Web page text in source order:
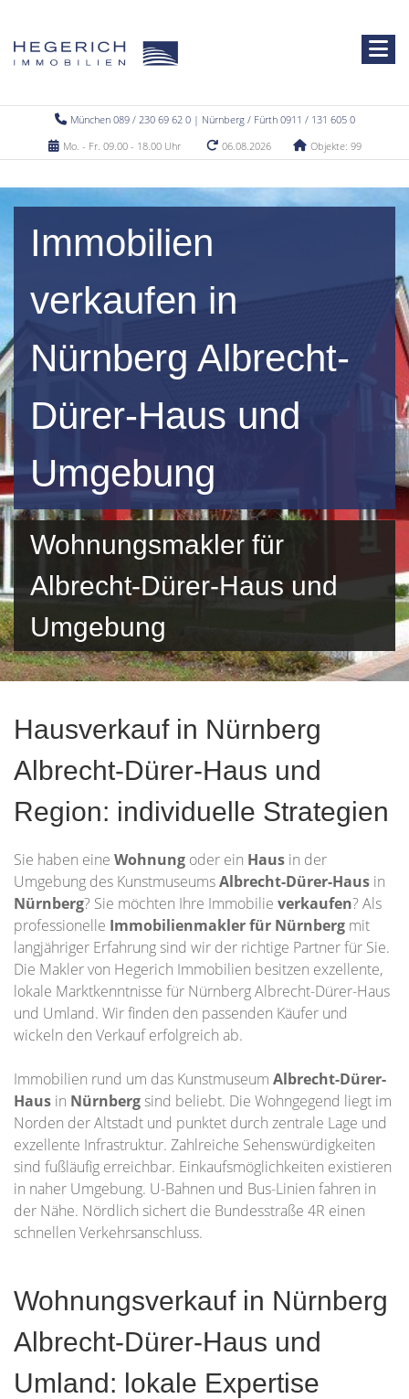
München 089 / 230 69 62 0 | Nürnberg / Fürth 0911 / 131 605 0
Mo. - Fr. 09.00 - 18.00 Uhr
06.08.2026 Objekte: 99
Immobilien
verkaufen in
Nürnberg Albrecht-
Dürer-Haus und
Umgebung
Wohnungsmakler für
Albrecht-Dürer-Haus und
Umgebung
Hausverkauf in Nürnberg
Albrecht-Dürer-Haus und
Region: individuelle Strategien
Sie haben eine Wohnung oder ein Haus in der
Umgebung des KunstmuseumsAlbrecht-Dürer-Haus in
Nürnberg? Sie möchten Ihre Immobilie verkaufen? Als
professionelle Immobilienmakler für Nürnberg mit
langjähriger Erfahrung sind wir der richtige Partner für Sie.
Die Makler von Hegerich Immobilien besitzen exzellente,
lokale Marktkenntnisse für Nürnberg Albrecht-Dürer-Haus
und Umland. Wir finden den passenden Käufer und
wickeln den Verkauf erfolgreich ab.
Immobilien rund um das Kunstmuseum Albrecht-Dürer-
Haus in Nürnbergsind beliebt. Die Wohngegend liegt im
Norden der Altstadt und punktet durch zentrale Lage und
exzellente Infrastruktur. Zahlreiche Sehenswürdigkeiten
sind fußläufig erreichbar. Einkaufsmöglichkeiten existieren
in naher Umgebung. U-Bahnen und Bus-Linien fahren in
der Nähe. Nördlich sichert die Bundesstraße 4R einen
schnellen Verkehrsanschluss.
Wohnungsverkauf in Nürnberg
Albrecht-Dürer-Haus und
Umland: lokale Expertise